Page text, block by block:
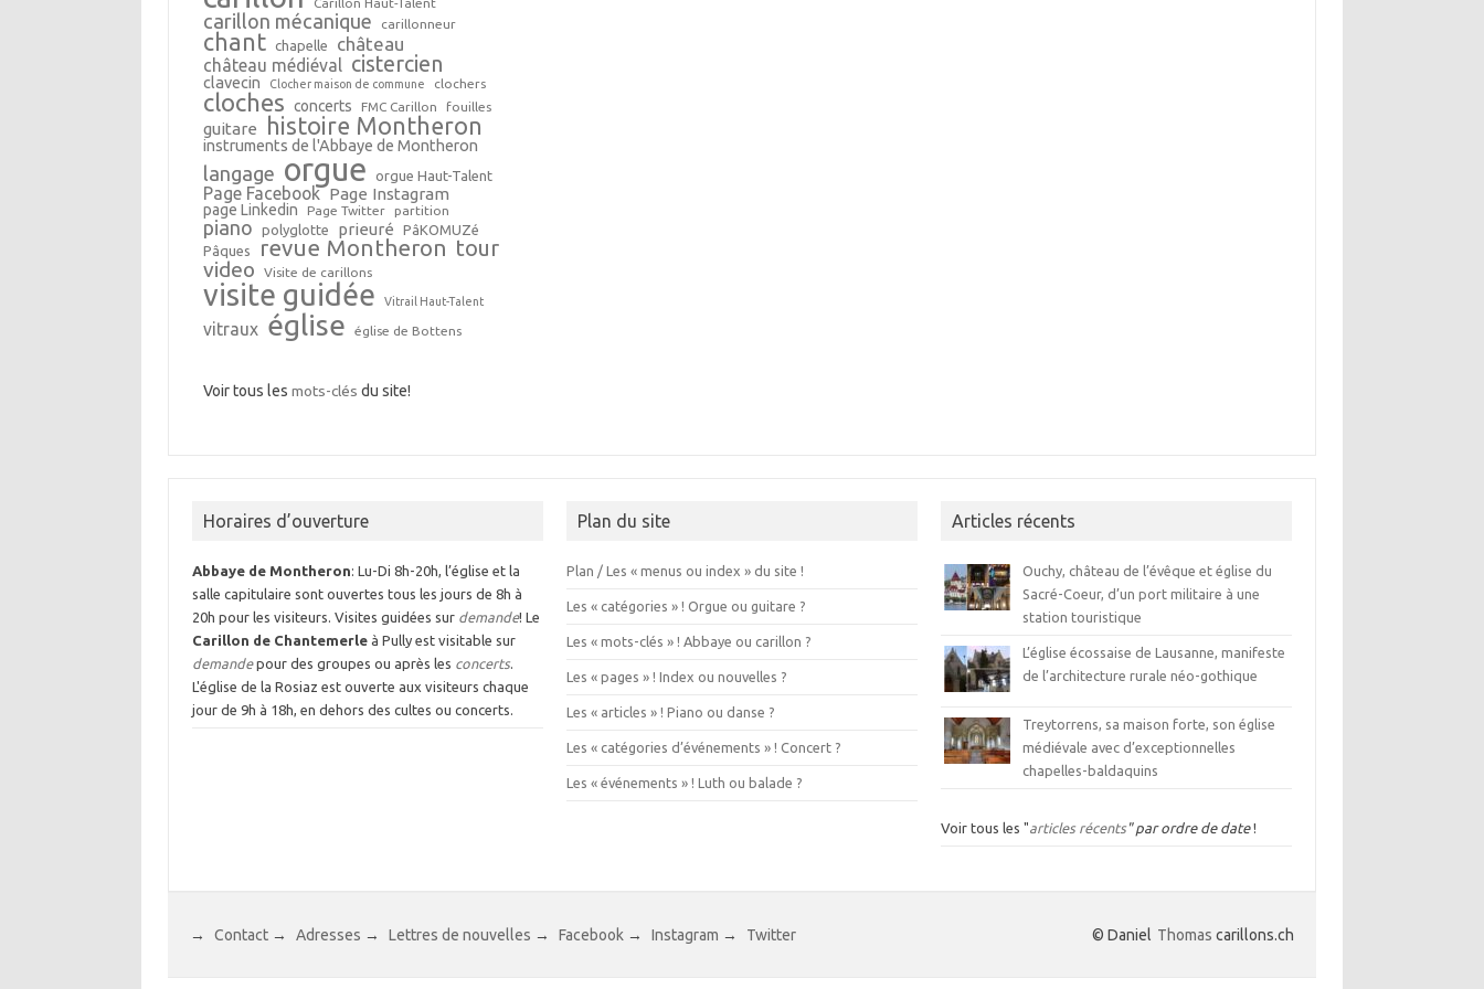
carillon mécanique carillonneur
chant chapelle château
château médiéval cistercien
clavecin Clocher maison de commune clochers
cloches concerts FMC Carillon fouilles
guitare histoire Montheron
instruments de l'Abbaye de Montheron
langage orgue orgue Haut-Talent
Page Facebook Page Instagram
page Linkedin Page Twitter partition
piano polyglotte prieuré
PâKOMUZé
Pâques
revue Montheron tour
video Visite de carillons
visite guidée Vitrail Haut-Talent
vitraux église église de Bottens
Voir tous les mots-clés du site!
Horaires d’ouverture
Abbaye de Montheron: Lu-Di 8h-20h, l’église et la
salle capitulaire sont ouvertes tous les jours de 8h à
20h pour les visiteurs. Visites guidées sur demande! Le
Carillon de Chantemerleà Pully est visitable sur
demandepour des groupes ou après les concerts.
L'église de la Rosiaz est ouverte aux visiteurs chaque
jour de 9h à 18h, en dehors des cultes ou concerts.
Plan du site
Plan / Les « menus ou index » du site !
Les « catégories » ! Orgue ou guitare ?
Les « mots-clés » ! Abbaye ou carillon ?
Les « pages » ! Index ou nouvelles ?
Les « articles » ! Piano ou danse ?
Les « catégories d’événements » ! Concert ?
Les « événements » ! Luth ou balade ?
Articles récents
Ouchy, château de l’évêque et église du
Sacré-Coeur, d’un port militaire à une
station touristique
L’église écossaise de Lausanne, manifeste
de l’architecture rurale néo-gothique
Treytorrens, sa maison forte, son église
médiévale avec d’exceptionnelles
chapelles-baldaquins
Voir tous les "articles récents" par ordre de date!
→ Contact → Adresses → Lettres de nouvelles → Facebook → Instagram → Twitter © Daniel Thomas carillons.ch